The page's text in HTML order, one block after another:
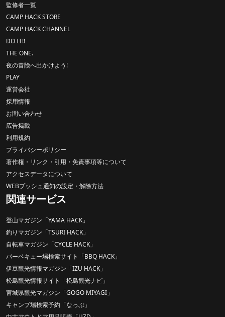
監修者一覧
CAMP HACK STORE
CAMP HACK CHANNEL
DO IT!!
THE ONE.
夜の冒険へ出かけよう!
PLAY
運営会社
採用情報
お問い合わせ
広告掲載
利用規約
プライバシーポリシー
著作権・リンク・引用・免責事項等について
アクセスデータについて
WEBプッシュ通知の設定・解除方法
関連サービス
登山マガジン「YAMA HACK」
釣りマガジン「TSURI HACK」
自転車マガジン「CYCLE HACK」
バーベキュー場検索サイト「BBQ HACK」
伊豆観光情報マガジン「IZU HACK」
松島観光情報サイト「松島観光ナビ」
宮城県観光マガジン「GOGO MIYAGI」
キャンプ場検索予約「なっぷ」